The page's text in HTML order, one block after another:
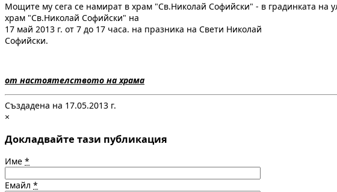
Мощите му сега се намират в храм "Св.Николай Софийски" - в градинката на
храм "Св.Николай Софийски" на
17 май 2013 г. от 7 до 17 часа. на празника на Свети Николай
Софийски.
от настоятелството на храма
Създадена на 17.05.2013 г.
×
Докладвайте тази публикация
Име *
Емайл *